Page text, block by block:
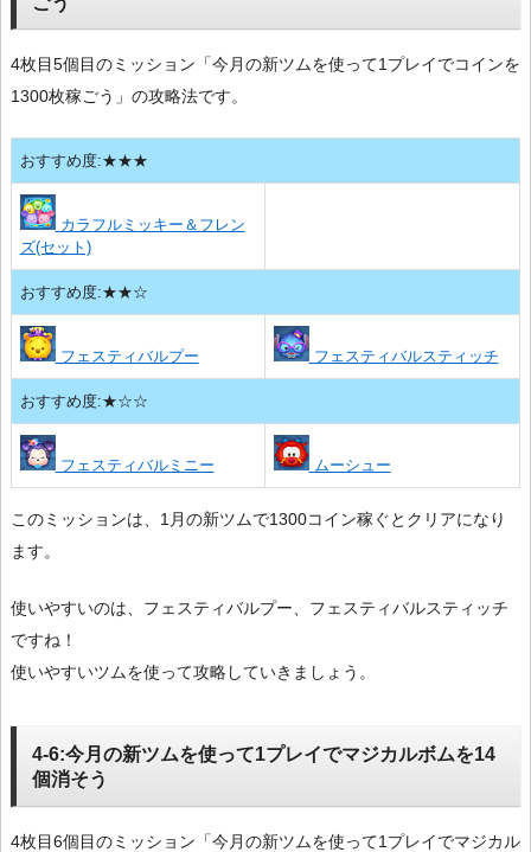
4枚目5個目のミッション「今月の新ツムを使って1プレイでコインを
1300枚稼ごう」の攻略法です。
おすすめ度:★★★
カラフルミッキー＆フレン
ズ(セット)
おすすめ度:★★☆
フェスティバルプー フェスティバルスティッチ
おすすめ度:★☆☆
フェスティバルミニー ムーシュー
このミッションは、1月の新ツムで1300コイン稼ぐとクリアになり
ます。
使いやすいのは、フェスティバルプー、フェスティバルスティッチ
ですね！
使いやすいツムを使って攻略していきましょう。
4-6:今月の新ツムを使って1プレイでマジカルボムを14
個消そう
4枚目6個目のミッション「今月の新ツムを使って1プレイでマジカル